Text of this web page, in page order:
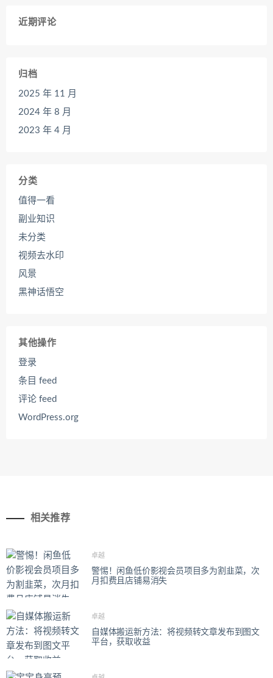
近期评论
归档
2025 年 11 月
2024 年 8 月
2023 年 4 月
分类
值得一看
副业知识
未分类
视频去水印
风景
黑神话悟空
其他操作
登录
条目 feed
评论 feed
WordPress.org
相关推荐
卓越
警惕！闲鱼低价影视会员项目多为割韭菜，次
月扣费且店铺易消失
卓越
自媒体搬运新方法：将视频转文章发布到图文
平台，获取收益